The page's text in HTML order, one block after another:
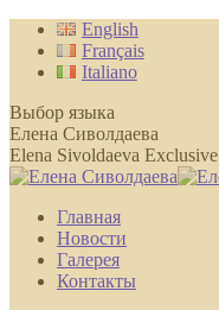
Перейти
содержанию
English
Français
Italiano
Выбор языка
Елена Сиволдаева
Elena Sivoldaeva Exclusive
Главная
Новости
Галерея
Контакты